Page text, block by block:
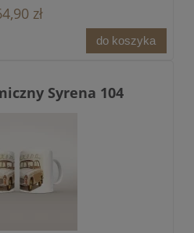
zł
do koszyka
Syrena 104